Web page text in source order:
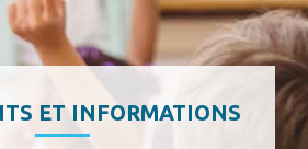
ET INFORMATIONS